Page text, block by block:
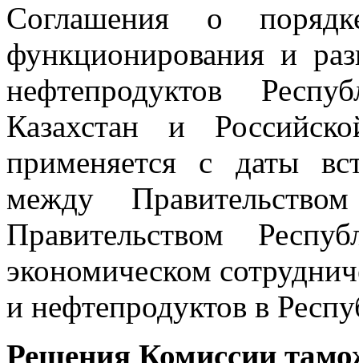
Соглашения о
функционирования и
нефтепродуктов
Казахстан и
применяется с даты
между
Правительством
экономическом
и нефтепродуктов в
Решения Комиссии